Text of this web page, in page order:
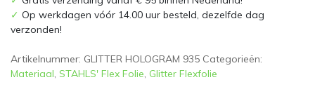
✓ Op werkdagen vóór 14.00 uur besteld, dezelfde dag
verzonden!
Artikelnummer: GLITTER HOLOGRAM 935 Categorieën:
Materiaal, STAHLS' Flex Folie, Glitter Flexfolie